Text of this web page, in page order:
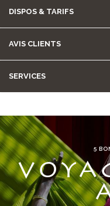
DISPOS & TARIFS
AVIS CLIENTS
SERVICES
5